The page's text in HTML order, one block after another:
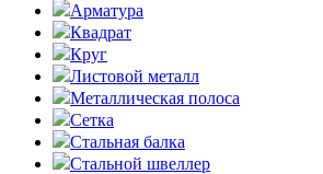
Арматура
Квадрат
Круг
Листовой металл
Металлическая полоса
Сетка
Стальная балка
Стальной швеллер